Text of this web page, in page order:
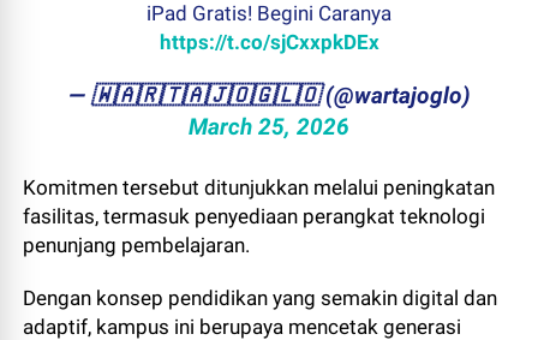
iPad Gratis! Begini Caranya
https://t.co/sjCxxpkDEx
— ​🇼​​🇦​​🇷​​🇹​​🇦​​🇯​​🇴​​🇬​​🇱​​🇴 (@wartajoglo)
March 25, 2026
Komitmen tersebut ditunjukkan melalui peningkatan
fasilitas, termasuk penyediaan perangkat teknologi
penunjang pembelajaran.
Dengan konsep pendidikan yang semakin digital dan
adaptif, kampus ini berupaya mencetak generasi